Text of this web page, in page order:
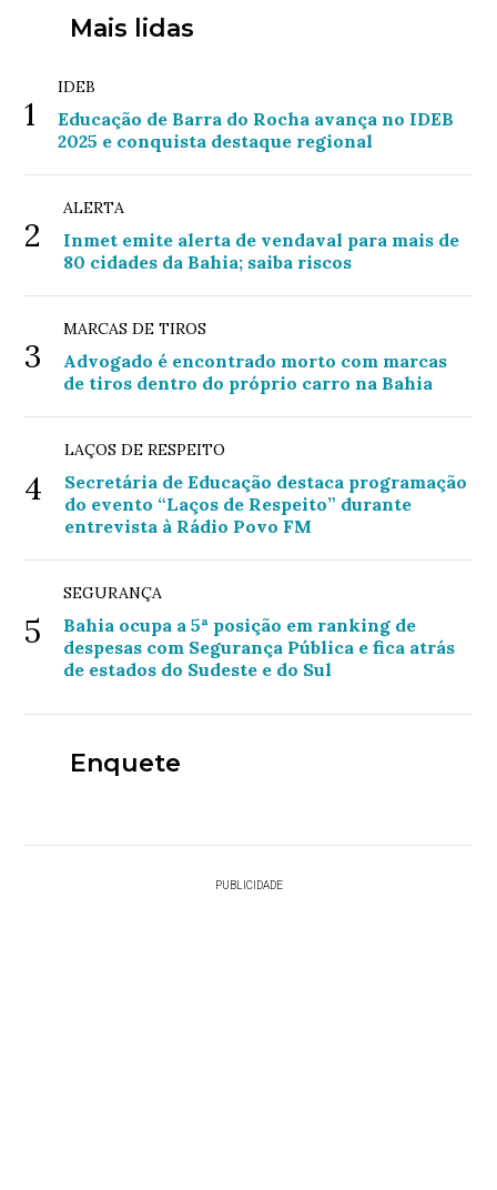
Mais lidas
1
IDEB
Educação de Barra do Rocha avança no IDEB
2025 e conquista destaque regional
2
ALERTA
Inmet emite alerta de vendaval para mais de
80 cidades da Bahia; saiba riscos
3
MARCAS DE TIROS
Advogado é encontrado morto com marcas
de tiros dentro do próprio carro na Bahia
4
LAÇOS DE RESPEITO
Secretária de Educação destaca programação
do evento “Laços de Respeito” durante
entrevista à Rádio Povo FM
5
SEGURANÇA
Bahia ocupa a 5ª posição em ranking de
despesas com Segurança Pública e fica atrás
de estados do Sudeste e do Sul
Enquete
PUBLICIDADE